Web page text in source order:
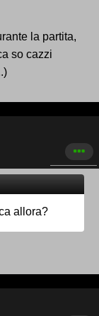
la partita,
so cazzi
allora?